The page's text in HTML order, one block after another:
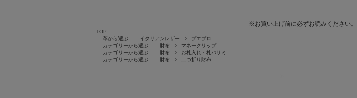
※お買い上げ前に必ずお読みください。
TOP
革から選ぶ
イタリアンレザー
プエブロ
カテゴリーから選ぶ
財布
マネークリップ
カテゴリーから選ぶ
財布
お札入れ・札バサミ
カテゴリーから選ぶ
財布 二つ折り財布